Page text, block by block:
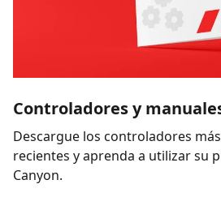
Controladores y
Descargue los controladores más
recientes y aprenda a utilizar su
Canyon.